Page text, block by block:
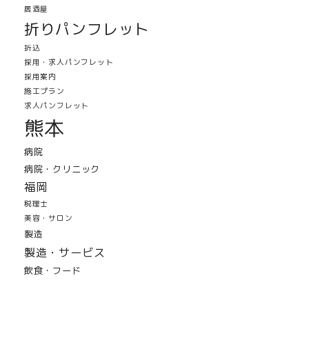
居酒屋
折りパンフレット
折込
採用・求人パンフレット
採用案内
施工プラン
求人パンフレット
熊本
病院
病院・クリニック
福岡
税理士
美容・サロン
製造
製造・サービス
飲食・フード